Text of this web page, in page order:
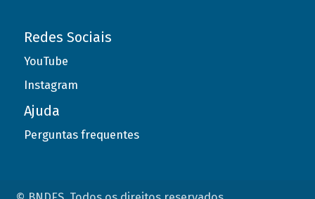
Redes Sociais
YouTube
Instagram
Ajuda
Perguntas frequentes